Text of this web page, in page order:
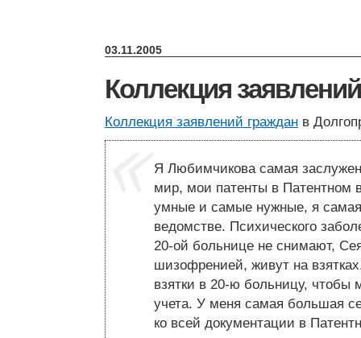
03.11.2005
Коллекция
Коллекция заявлений граждан в
Я Любимчикова самая
мир, мои патенты в Патентном
умные и самые нужные, я самая
ведомстве. Психического
20-ой больнице не снимают,
шизофренией, живут на
взятки в 20-ю больницу, чтобы
учета. У меня самая большая
ко всей документации в